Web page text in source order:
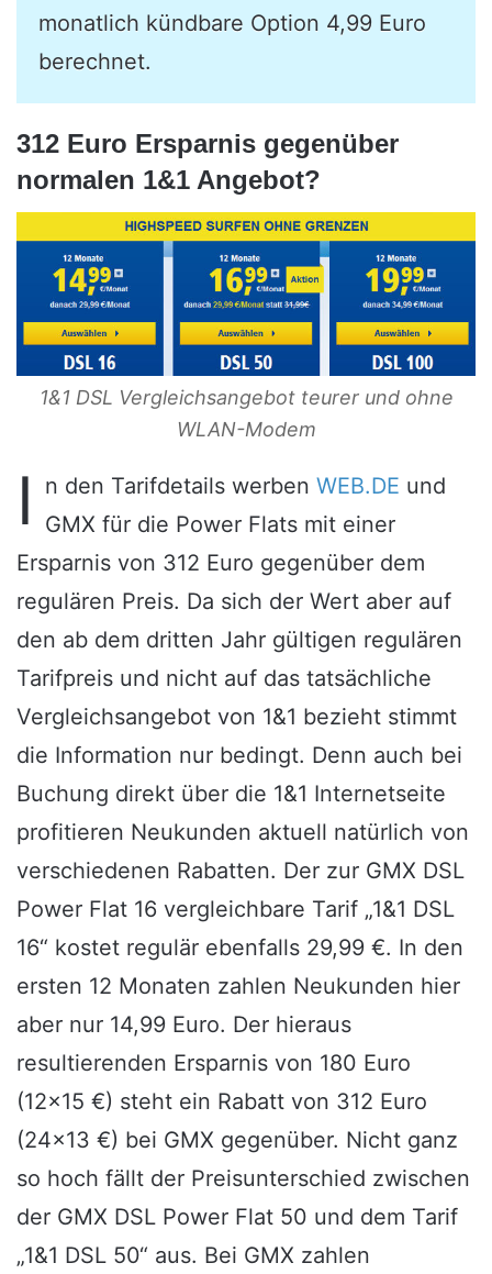
monatlich kündbare Option 4,99 Euro
berechnet.
312 Euro Ersparnis gegenüber
normalen 1&1 Angebot?
1&1 DSL Vergleichsangebot teurer und ohne
WLAN-Modem
I n den Tarifdetails werben WEB.DE und
GMX für die Power Flats mit einer
Ersparnis von 312 Euro gegenüber dem
regulären Preis. Da sich der Wert aber auf
den ab dem dritten Jahr gültigen regulären
Tarifpreis und nicht auf das tatsächliche
Vergleichsangebot von 1&1 bezieht stimmt
die Information nur bedingt. Denn auch bei
Buchung direkt über die 1&1 Internetseite
profitieren Neukunden aktuell natürlich von
verschiedenen Rabatten. Der zur GMX DSL
Power Flat 16 vergleichbare Tarif „1&1 DSL
16“ kostet regulär ebenfalls 29,99 €. In den
ersten 12 Monaten zahlen Neukunden hier
aber nur 14,99 Euro. Der hieraus
resultierenden Ersparnis von 180 Euro
(12×15 €) steht ein Rabatt von 312 Euro
(24×13 €) bei GMX gegenüber. Nicht ganz
so hoch fällt der Preisunterschied zwischen
der GMX DSL Power Flat 50 und dem Tarif
„1&1 DSL 50“ aus. Bei GMX zahlen